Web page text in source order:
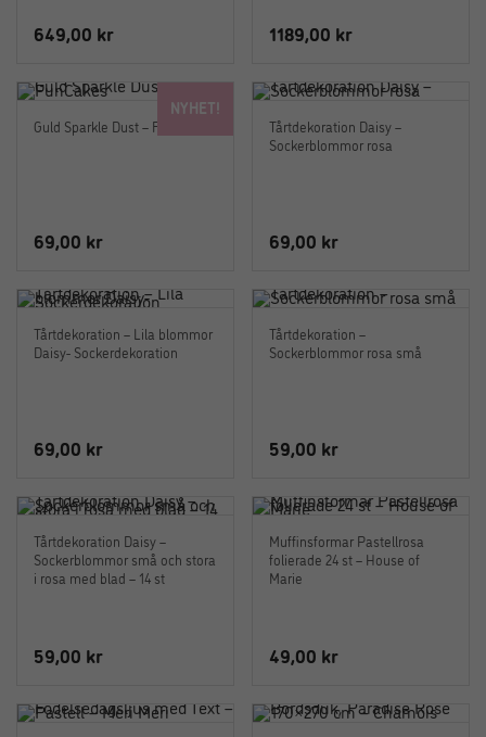
649,00 kr 1189,00 kr
NYHET!
Guld Sparkle Dust – FunCakes
69,00 kr
Tårtdekoration Daisy –
Sockerblommor rosa
69,00 kr
Tårtdekoration – Lila blommor
Daisy- Sockerdekoration
69,00 kr
Tårtdekoration –
Sockerblommor rosa små
59,00 kr
Tårtdekoration Daisy –
Sockerblommor små och stora
i rosa med blad – 14 st
59,00 kr
Muffinsformar Pastellrosa
folierade 24 st – House of
Marie
49,00 kr